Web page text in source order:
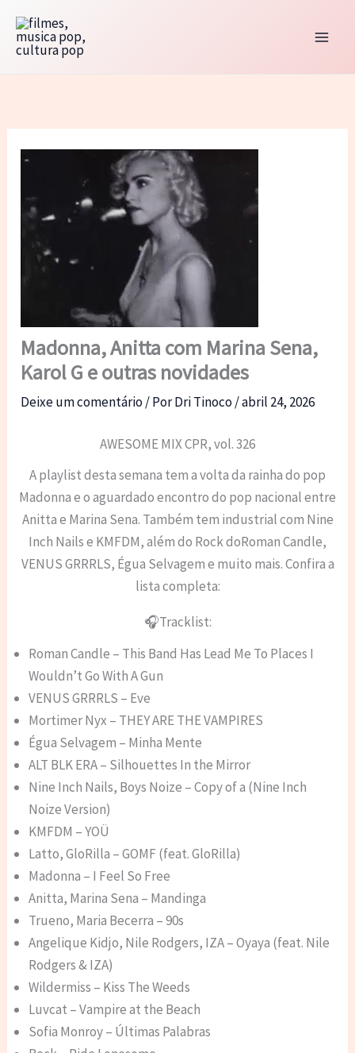
para
Madonna, Anitta com Marina Sena,
Karol G e outras novidades
Deixe um comentário/ PorDri Tinoco/abril 24, 2026
AWESOME MIX CPR, vol. 326
A playlist desta semana tem a volta da rainha do pop
Madonna e o aguardado encontro do pop nacional entre
Anitta e Marina Sena. Também tem industrial com Nine
Inch Nails e KMFDM, além do Rock doRoman Candle,
VENUS GRRRLS, Égua Selvagem e muito mais. Confira a
lista completa:
🎧Tracklist:
Roman Candle – This Band Has Lead Me To Places I
Wouldn’t Go With A Gun
VENUS GRRRLS – Eve
Mortimer Nyx – THEY ARE THE VAMPIRES
Égua Selvagem – Minha Mente
ALT BLK ERA – Silhouettes In the Mirror
Nine Inch Nails, Boys Noize – Copy of a (Nine Inch
Noize Version)
KMFDM – YOÜ
Latto, GloRilla – GOMF (feat. GloRilla)
Madonna – I Feel So Free
Anitta, Marina Sena – Mandinga
Trueno, Maria Becerra – 90s
Angelique Kidjo, Nile Rodgers, IZA – Oyaya (feat. Nile
Rodgers & IZA)
Wildermiss – Kiss The Weeds
Luvcat – Vampire at the Beach
Sofia Monroy – Últimas Palabras